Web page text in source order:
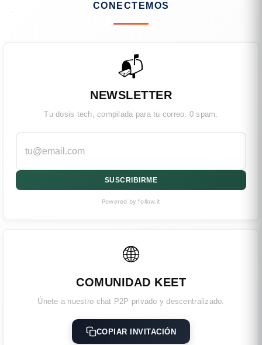
CONECTEMOS
📬
NEWSLETTER
Tu dosis tech, compilada para tu correo. 0 spam.
SUSCRIBIRME
Powered by follow.it
🌐
COMUNIDAD KEET
Únete a nuestro chat P2P privado y descentralizado.
COPIAR INVITACIÓN